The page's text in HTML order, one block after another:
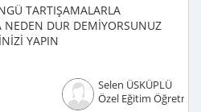
TARTIŞAMALARLA
DUR DEMİYORSUNUZ
YAPIN
Selen ÜSKÜPLÜ
Özel Eğitim